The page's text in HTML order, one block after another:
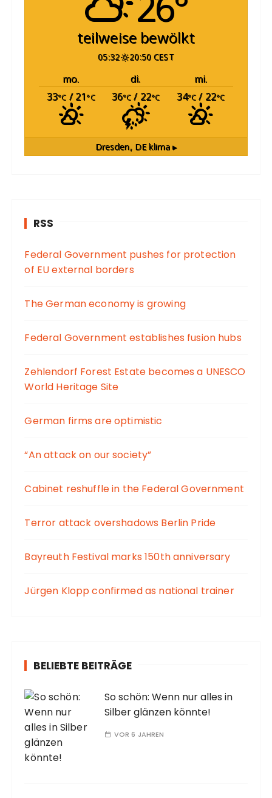
teilweise bewölkt
05:32 20:50 CEST
mo. di.
mi.
33°C / 21°C 36°C / 22°C 34°C / 22°C
Dresden, DEklima ▸
RSS
Federal Government pushes for protection
of EU external borders
The German economy is growing
Federal Government establishes fusion hubs
Zehlendorf Forest Estate becomes a UNESCO
World Heritage Site
German firms are optimistic
“An attack on our society”
Cabinet reshuffle in the Federal Government
Terror attack overshadows Berlin Pride
Bayreuth Festival marks 150th anniversary
Jürgen Klopp confirmed as national trainer
BELIEBTE BEITRÄGE
So schön: Wenn nur alles in
Silber glänzen könnte!
VOR 6 JAHREN